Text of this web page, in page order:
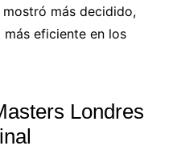
mostró más decidido,
eficiente en los
Londres